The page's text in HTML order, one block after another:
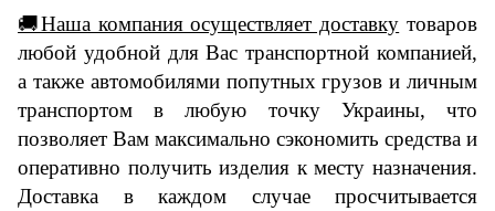
🚚Наша компания осуществляет доставку товаров
любой удобной для Вас транспортной компанией,
а также автомобилями попутных грузов и личным
транспортом в любую точку Украины, что
позволяет Вам максимально сэкономить средства и
оперативно получить изделия к месту назначения.
Доставка в каждом случае просчитывается